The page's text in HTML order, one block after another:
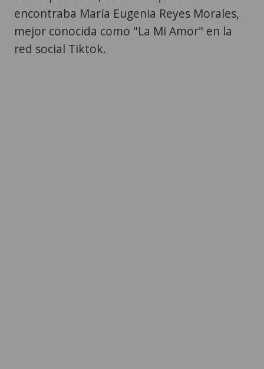
encontraba María Eugenia Reyes Morales,
mejor conocida como "La Mi Amor" en la
red social Tiktok.